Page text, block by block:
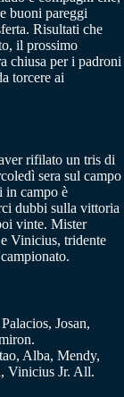
buoni pareggi
Risultati che
il prossimo
chiusa per i padroni
torcere ai
rifilato un tris di
sera sul campo
in campo è
dubbi sulla vittoria
vinte. Mister
Vinicius, tridente
Josan,
Alba, Mendy,
Vinicius Jr. All.